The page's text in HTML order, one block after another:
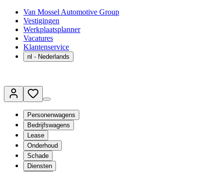
Van Mossel Automotive Group
Vestigingen
Werkplaatsplanner
Vacatures
Klantenservice
nl - Nederlands
Personenwagens
Bedrijfswagens
Lease
Onderhoud
Schade
Diensten